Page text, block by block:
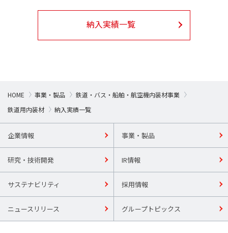
納入実績一覧
HOME 事業・製品
鉄道・バス・船舶・航空機内装材事業
鉄道用内装材
納入実績一覧
企業情報 事業・製品
研究・技術開発 IR情報
サステナビリティ 採用情報
ニュースリリース グループトピックス